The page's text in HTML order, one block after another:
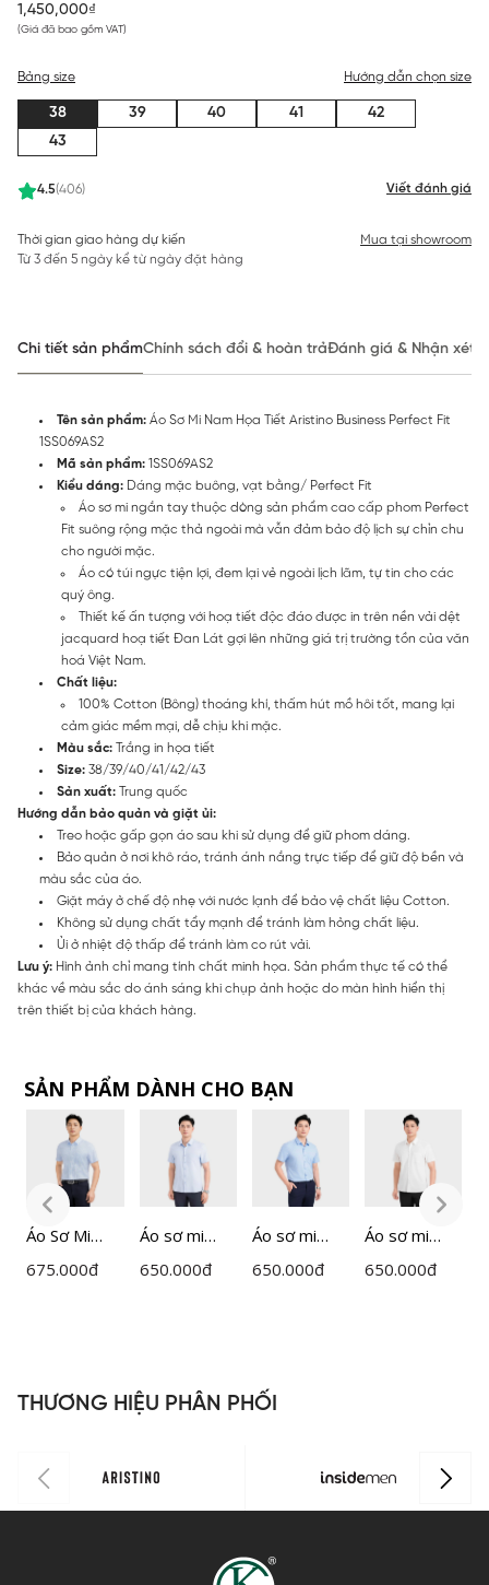
1,450,000₫
(Giá đã bao gồm VAT)
4.5(406) Viết đánh giá
Bảng size Hướng dẫn chọn size
38 39 40 41
42
43
Thời gian giao hàng dự kiến
Từ 3 đến 5 ngày kể từ ngày đặt hàng
Mua tại showroom
Chi tiết sản phẩmChính sách đổi & hoàn trảĐánh giá & Nhận xét
Tên sản phẩm: Áo Sơ Mi Nam Họa Tiết Aristino Business Perfect Fit
1SS069AS2
Mã sản phẩm: 1SS069AS2
Kiểu dáng: Dáng mặc buông, vạt bằng/ Perfect Fit
Áo sơ mi ngắn tay thuộc dòng sản phẩm cao cấp phom Perfect
Fit suông rộng mặc thả ngoài mà vẫn đảm bảo độ lịch sự chỉn chu
cho người mặc.
Áo có túi ngực tiện lợi, đem lại vẻ ngoài lịch lãm, tự tin cho các
quý ông.
Thiết kế ấn tượng với hoạ tiết độc đáo được in trên nền vải dệt
jacquard hoạ tiết Đan Lát gợi lên những giá trị trường tồn của văn
hoá Việt Nam.
Chất liệu:
100% Cotton (Bông) thoáng khí, thấm hút mồ hôi tốt, mang lại
cảm giác mềm mại, dễ chịu khi mặc.
Màu sắc: Trắng in họa tiết
Size: 38/39/40/41/42/43
Sản xuất: Trung quốc
Hướng dẫn bảo quản và giặt ủi:
Treo hoặc gấp gọn áo sau khi sử dụng để giữ phom dáng.
Bảo quản ở nơi khô ráo, tránh ánh nắng trực tiếp để giữ độ bền và
màu sắc của áo.
Giặt máy ở chế độ nhẹ với nước lạnh để bảo vệ chất liệu Cotton.
Không sử dụng chất tẩy mạnh để tránh làm hỏng chất liệu.
Ủi ở nhiệt độ thấp để tránh làm co rút vải.
Lưu ý: Hình ảnh chỉ mang tính chất minh họa. Sản phẩm thực tế có thể
khác về màu sắc do ánh sáng khi chụp ảnh hoặc do màn hình hiển thị
trên thiết bị của khách hàng.
SẢN PHẨM DÀNH CHO BẠN
Áo Sơ Mi
Nam Kẻ Ô
675.000đ
Áo sơ mi
ngắn tay
0
650.000đ
Áo sơ mi
ngắn tay
0
650.000đ
Áo sơ mi
ngắn tay
650.000đ
THƯƠNG HIỆU PHÂN PHỐI